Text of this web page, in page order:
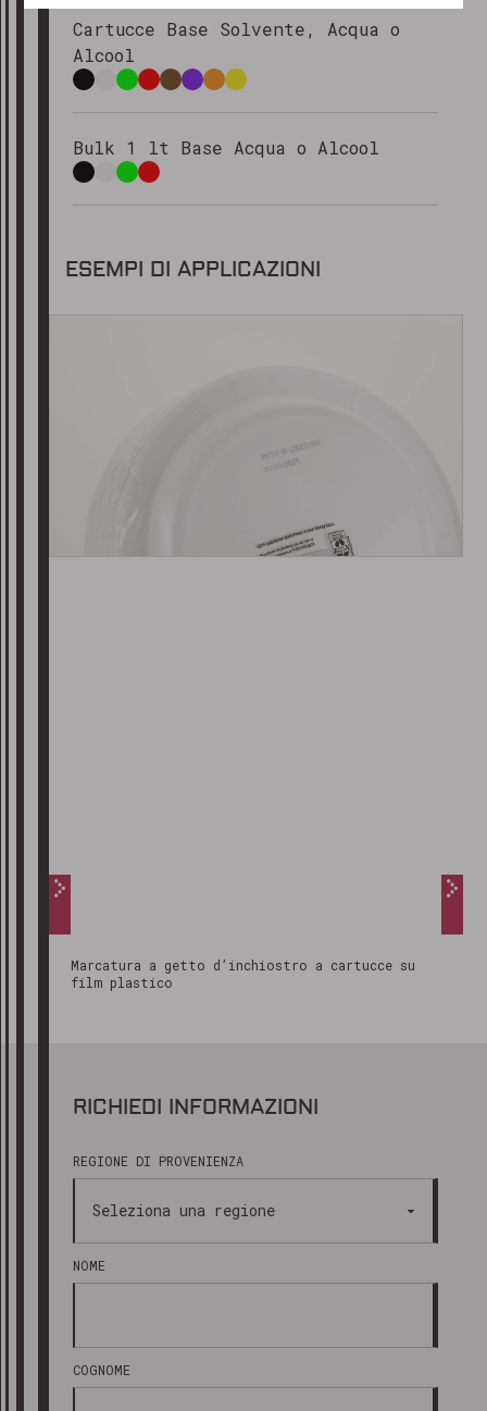
Cartucce Base Solvente, Acqua o
Alcool
Bulk 1 lt Base Acqua o Alcool
ESEMPI DI APPLICAZIONI
Marcatura a getto d’inchiostro a cartucce su
film plastico
RICHIEDI INFORMAZIONI
REGIONE DI PROVENIENZA
NOME
COGNOME
Cordiali saluti
Il team di Marking Products